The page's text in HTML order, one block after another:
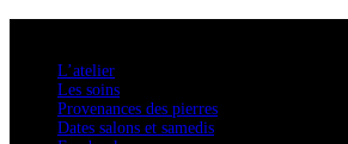
L’atelier
Les soins
Provenances des pierres
Dates salons et samedis